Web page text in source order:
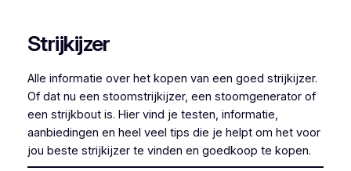
Strijkijzer
Alle informatie over het kopen van een goed strijkijzer.
Of dat nu een stoomstrijkijzer, een stoomgenerator of
een strijkbout is. Hier vind je testen, informatie,
aanbiedingen en heel veel tips die je helpt om het voor
jou beste strijkijzer te vinden en goedkoop te kopen.